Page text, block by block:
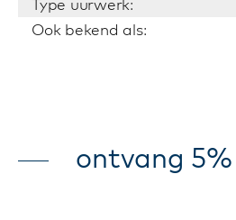
Type uurwerk:
Ook bekend als:
ontvang